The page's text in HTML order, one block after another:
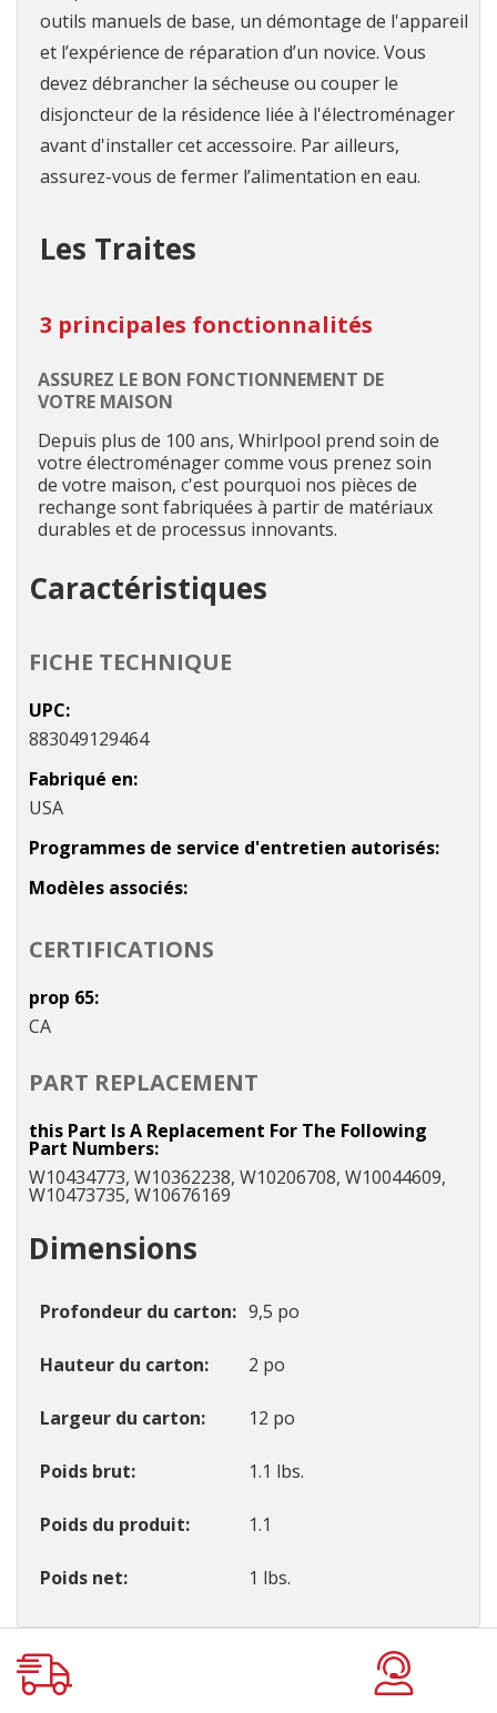
outils manuels de base, un démontage de l'appareil
et l’expérience de réparation d’un novice. Vous
devez débrancher la sécheuse ou couper le
disjoncteur de la résidence liée à l'électroménager
avant d'installer cet accessoire. Par ailleurs,
assurez-vous de fermer l’alimentation en eau.
Les Traites
3 principales fonctionnalités
ASSUREZ LE BON FONCTIONNEMENT DE
VOTRE MAISON
Depuis plus de 100 ans, Whirlpool prend soin de
votre électroménager comme vous prenez soin
de votre maison, c'est pourquoi nos pièces de
rechange sont fabriquées à partir de matériaux
durables et de processus innovants.
Caractéristiques
FICHE TECHNIQUE
UPC
883049129464
Fabriqué en
USA
Programmes de service d'entretien autorisés
Modèles associés
CERTIFICATIONS
prop 65
CA
PART REPLACEMENT
this Part Is A Replacement For The Following
Part Numbers
W10434773, W10362238, W10206708, W10044609,
W10473735, W10676169
Dimensions
Profondeur du carton 9,5 po
Hauteur du carton 2 po
Largeur du carton 12 po
Poids brut 1.1 lbs.
Poids du produit 1.1
Poids net 1 lbs.
Onglet
personnalisé